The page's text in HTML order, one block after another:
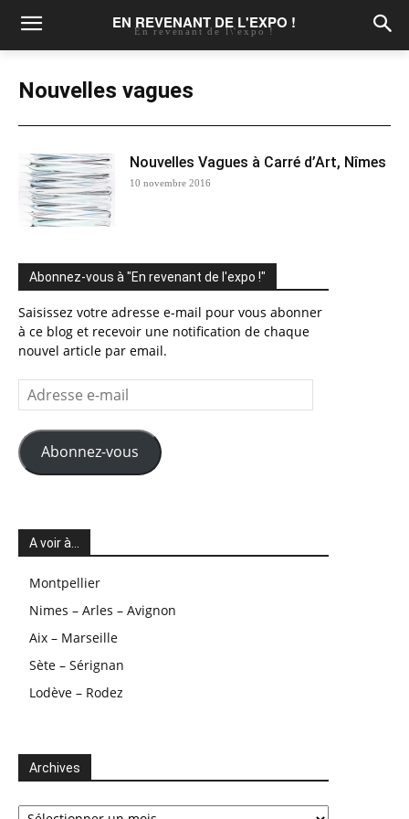
EN REVENANT DE L'EXPO !
En revenant de l\'expo !
Nouvelles vagues
Nouvelles Vagues à Carré d’Art, Nîmes
10 novembre 2016
Abonnez-vous à "En revenant de l'expo !"
Saisissez votre adresse e-mail pour vous abonner
à ce blog et recevoir une notification de chaque
nouvel article par email.
Adresse
e-
mail
Abonnez-vous
A voir à…
Montpellier
Nimes – Arles – Avignon
Aix – Marseille
Sète – Sérignan
Lodève – Rodez
Archives
Archives